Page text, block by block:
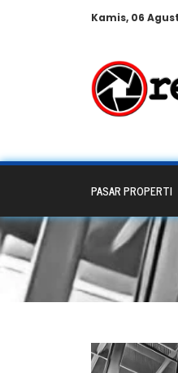
Kamis, 06
PASAR PROPERTI